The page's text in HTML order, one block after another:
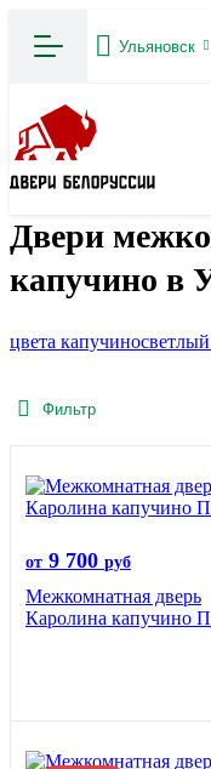
Ульяновск
Двери
капучино в
цвета капучино
Фильтр
от 9 700 руб
Межкомнатная дверь
Каролина капучино